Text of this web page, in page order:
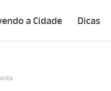
a Cidade Dicas